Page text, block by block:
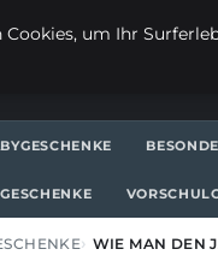
WIE MAN DEN
um Ihr